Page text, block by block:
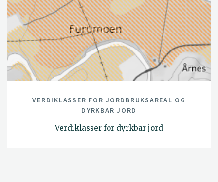
VERDIKLASSER FOR JORDBRUKSAREAL OG
DYRKBAR JORD
Verdiklasser for dyrkbar jord